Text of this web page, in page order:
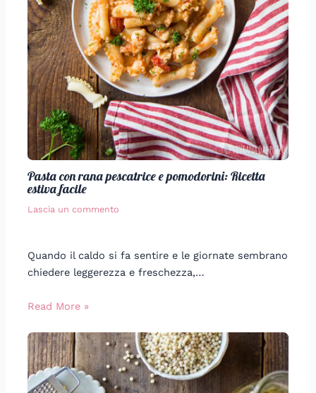
Pasta con rana pescatrice e pomodorini: Ricetta
estiva facile
Lascia un commento
Quando il caldo si fa sentire e le giornate sembrano
chiedere leggerezza e freschezza,…
Read More »